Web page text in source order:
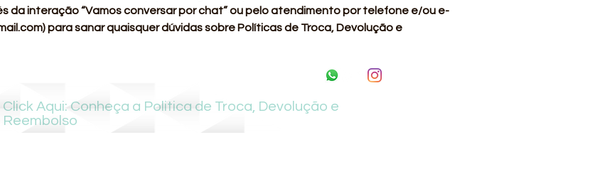
da interação “Vamos conversar por chat” ou pelo atendimento por telefone e/ou e-
) para sanar quaisquer dúvidas sobre Políticas de Troca, Devolução e
Click Aqui: Conheça a Politica de Troca, Devolução e
Reembolso